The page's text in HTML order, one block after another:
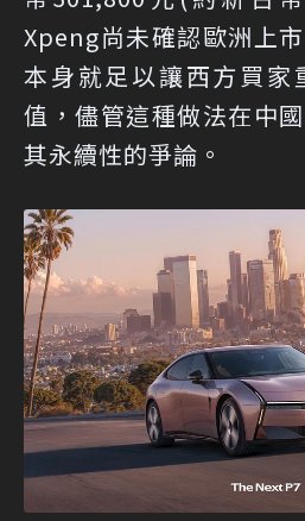
Xpeng尚未確認歐洲上
本身就足以讓西方買家
值，儘管這種做法在中
其永續性的爭論。